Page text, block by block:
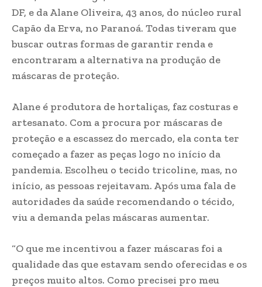
DF, e da Alane Oliveira, 43 anos, do núcleo rural
Capão da Erva, no Paranoá. Todas tiveram que
buscar outras formas de garantir renda e
encontraram a alternativa na produção de
máscaras de proteção.
Alane é produtora de hortaliças, faz costuras e
artesanato. Com a procura por máscaras de
proteção e a escassez do mercado, ela conta ter
começado a fazer as peças logo no início da
pandemia. Escolheu o tecido tricoline, mas, no
início, as pessoas rejeitavam. Após uma fala de
autoridades da saúde recomendando o técido,
viu a demanda pelas máscaras aumentar.
“O que me incentivou a fazer máscaras foi a
qualidade das que estavam sendo oferecidas e os
preços muito altos. Como precisei pro meu